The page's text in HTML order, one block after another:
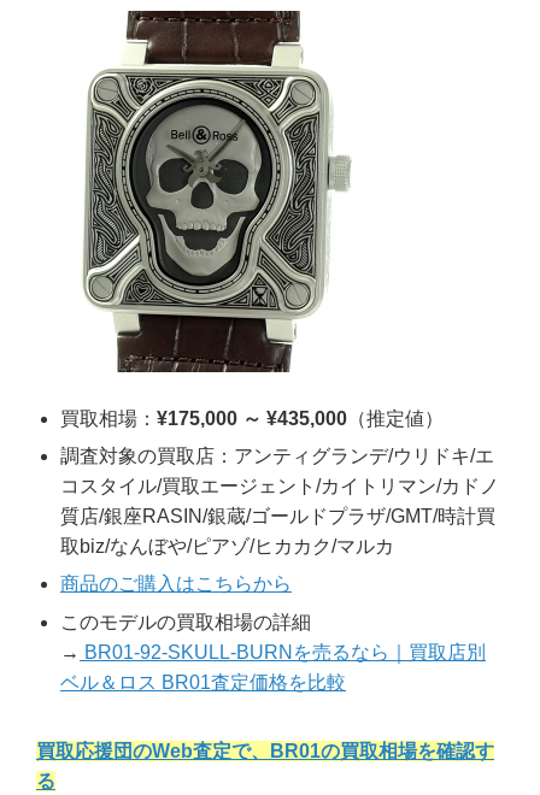
買取相場： ¥175,000 ～ ¥435,000 （推定値）
調査対象の買取店：アンティグランデ/ウリドキ/エ
コスタイル/買取エージェント/カイトリマン/カドノ
質店/銀座RASIN/銀蔵/ゴールドプラザ/GMT/時計買
取biz/なんぼや/ピアゾ/ヒカカク/マルカ
商品のご購入はこちらから
このモデルの買取相場の詳細
→ BR01-92-SKULL-BURNを売るなら｜買取店別
ベル＆ロス BR01査定価格を比較
買取応援団のWeb査定で、BR01の買取相場を確認す
る